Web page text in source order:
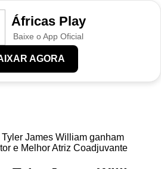
Áfricas Play
Baixe o App Oficial
AGORA